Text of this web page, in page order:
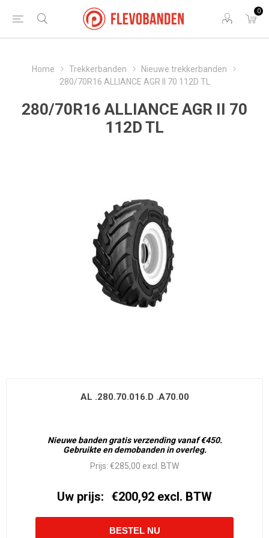
0
Home Trekkerbanden
Nieuwe trekkerbanden
280/70R16 ALLIANCE AGR II 70 112D TL
280/70R16 ALLIANCE AGR II 70
112D TL
AL .280.70.016.D .A70.00
Nieuwe banden gratis verzending vanaf €450.
Gebruikte en demobanden in overleg.
Prijs: €285,00 excl. BTW
Uw prijs: €200,92 excl. BTW